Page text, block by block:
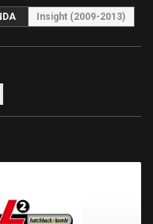
Insight (2009-2013)